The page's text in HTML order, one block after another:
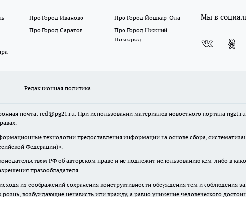
Про Город Иваново
Про Город Йошкар-Ола
Про Город Саратов
Про Город Нижний
Новгород
Мы в
Редакционная политика
почта: red@pg21.ru. При использовании материалов новостного портала
технологии предоставления информации на основе сбора,
Федерации)».
РФ об авторском праве и не подлежит использованию кем-либо в
правообладателя.
из соображений сохранения конструктивности обсуждения тем и соблюдения
возбуждающие ненависть или вражду, а равно унижение человеческого